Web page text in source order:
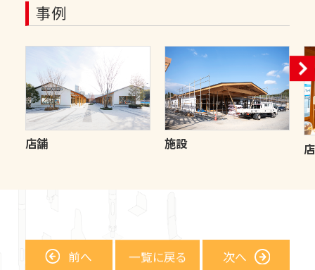
事例
店舗 施設
前へ 次へ
一覧に戻る